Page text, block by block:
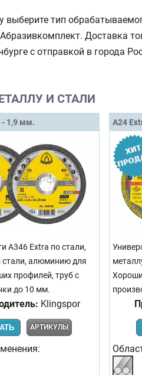
тип
Доставка
с отправкой в города
И СТАЛИ
- 1,9 мм.
A346 Extra по стали,
алюминию для
профилей, труб с
до 10 мм.
Klingspor
АРТИКУЛЫ
A24